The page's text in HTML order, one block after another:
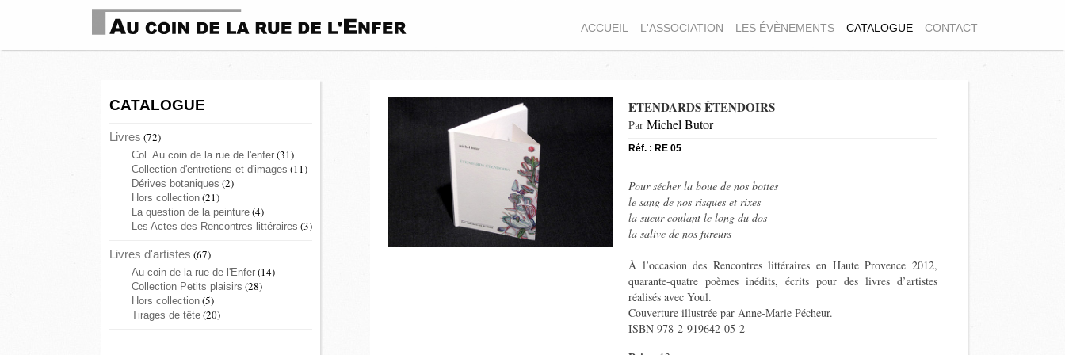
ACCUEIL L'ASSOCIATION LES ÉVÈNEMENTS CATALOGUE CONTACT
CATALOGUE
Livres (72)
Col. Au coin de la rue de l'enfer (31)
Collection d'entretiens et d'images (11)
Dérives botaniques (2)
Hors collection (21)
La question de la peinture (4)
Les Actes des Rencontres littéraires (3)
Livres d'artistes (67)
Au coin de la rue de l'Enfer (14)
Collection Petits plaisirs (28)
Hors collection (5)
Tirages de tête (20)
ETENDARDS ÉTENDOIRS
Par Michel Butor
Réf. : RE 05
Pour sécher la boue de nos bottes
le sang de nos risques et rixes
la sueur coulant le long du dos
la salive de nos fureurs
À l’occasion des Rencontres littéraires en Haute Provence 2012,
quarante-quatre poèmes inédits, écrits pour des livres d’artistes
réalisés avec Youl.
Couverture illustrée par Anne-Marie Pécheur.
ISBN 978-2-919642-05-2